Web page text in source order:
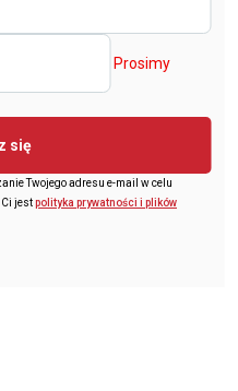
Prosimy
się
Twojego adresu e-mail w celu
jestpolityka prywatności i plików